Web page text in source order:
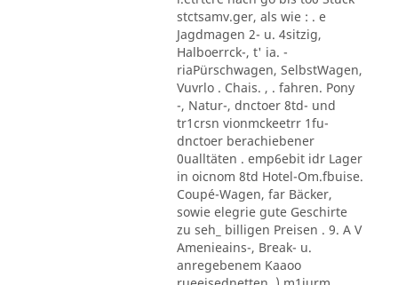
stctsamv.ger, als wie : . e
Jagdmagen 2- u. 4sitzig,
Halboerrck-, t' ia. -
riaPürschwagen, SelbstWagen,
Vuvrlo . Chais. , . fahren. Pony
-, Natur-, dnctoer 8td- und
tr1crsn vionmckeetrr 1fu-
dnctoer berachiebener
0ualltäten . emp6ebit idr Lager
in oicnom 8td Hotel-Om.fbuise.
Coupé-Wagen, far Bäcker,
sowie elegrie gute Geschirte
zu seh_ billigen Preisen . 9. A V
Amenieains-, Break- u.
anregebenem Kaaoo